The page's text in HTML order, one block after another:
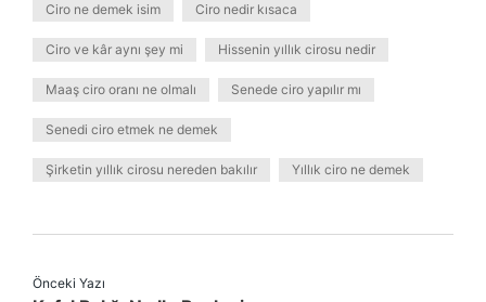
Ciro ne demek isim Ciro nedir kısaca
Ciro ve kâr aynı şey mi Hissenin yıllık cirosu nedir
Maaş ciro oranı ne olmalı Senede ciro yapılır mı
Senedi ciro etmek ne demek
Şirketin yıllık cirosu nereden bakılır Yıllık ciro ne demek
Önceki Yazı